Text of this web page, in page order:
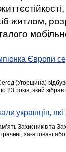
житлом,
Європи
(Угорщина)
23 років, який
українців,
Захисників та
закатовані